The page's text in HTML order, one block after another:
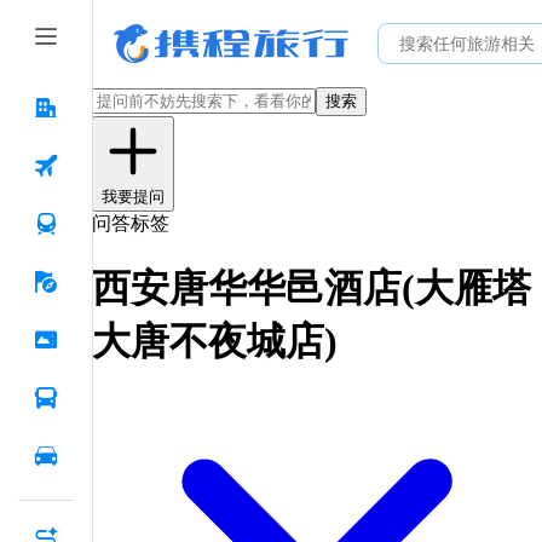
搜索
我要提问
问答标签
西安唐华华邑酒店(大雁塔
大唐不夜城店)